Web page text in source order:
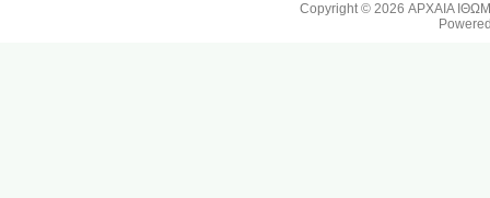
Copyright © 2026ΑΡΧΑΙΑ